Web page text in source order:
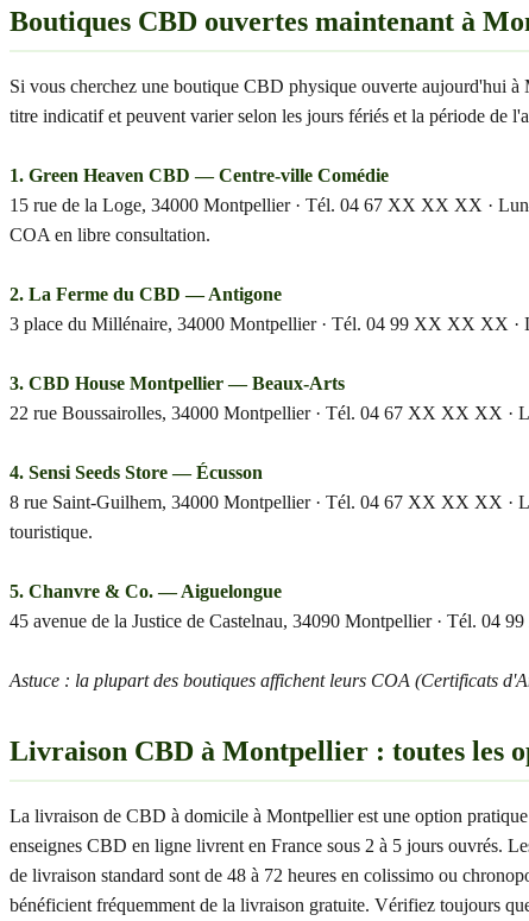
Boutiques CBD ouvertes maintenant à
Si vous cherchez une boutique CBD physique ouverte aujourd'hui
titre indicatif et peuvent varier selon les jours fériés et la période de
1. Green Heaven CBD — Centre-ville Comédie
15 rue de la Loge, 34000 Montpellier · Tél. 04 67 XX XX XX ·
COA en libre consultation.
2. La Ferme du CBD — Antigone
3 place du Millénaire, 34000 Montpellier · Tél. 04 99 XX XX XX ·
3. CBD House Montpellier — Beaux-Arts
22 rue Boussairolles, 34000 Montpellier · Tél. 04 67 XX XX XX ·
4. Sensi Seeds Store — Écusson
8 rue Saint-Guilhem, 34000 Montpellier · Tél. 04 67 XX XX XX ·
touristique.
5. Chanvre & Co. — Aiguelongue
45 avenue de la Justice de Castelnau, 34090 Montpellier · Tél. 04
Astuce : la plupart des boutiques affichent leurs COA (Certificats
Livraison CBD à Montpellier : toutes les
La livraison de CBD à domicile à Montpellier est une option
enseignes CBD en ligne livrent en France sous 2 à 5 jours ouvrés.
de livraison standard sont de 48 à 72 heures en colissimo ou
bénéficient fréquemment de la livraison gratuite. Vérifiez toujours